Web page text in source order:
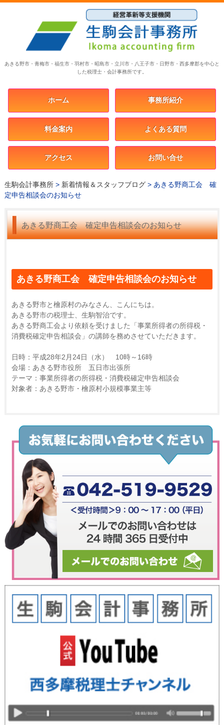
あきる野市・青梅市・福生市・羽村市・昭島市・立川市・八王子市・日野市・西多摩郡を中心と
した税理士・会計事務所です。
ホーム 事務所紹介
料金案内 よくある質問
アクセス お問い合せ
生駒会計事務所> 新着情報＆スタッフブログ> あきる野商工会 確
定申告相談会のお知らせ
あきる野商工会 確定申告相談会のお知らせ
あきる野商工会 確定申告相談会のお知らせ
あきる野市と檜原村のみなさん、こんにちは。
あきる野市の税理士、生駒智治です。
あきる野商工会より依頼を受けました「事業所得者の所得税・
消費税確定申告相談会」の講師を務めさせていただきます。
日時：平成28年2月24日（水） 10時～16時
会場：あきる野市役所 五日市出張所
テーマ：事業所得者の所得税・消費税確定申告相談会
対象者：あきる野市・檜原村小規模事業主等